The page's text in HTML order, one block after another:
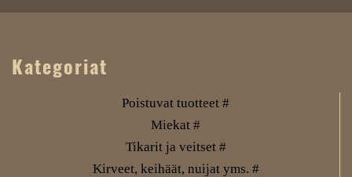
Kategoriat
Poistuvat tuotteet #
Miekat #
Tikarit ja veitset #
Kirveet, keihäät, nuijat yms. #